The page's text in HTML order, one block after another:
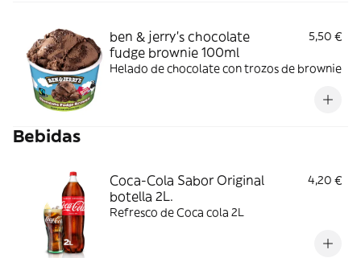
ben & jerry's chocolate
fudge brownie 100ml
5,50 €
Helado de chocolate con trozos de brownie
Bebidas
Coca-Cola Sabor Original
botella 2L.
4,20 €
Refresco de Coca cola 2L